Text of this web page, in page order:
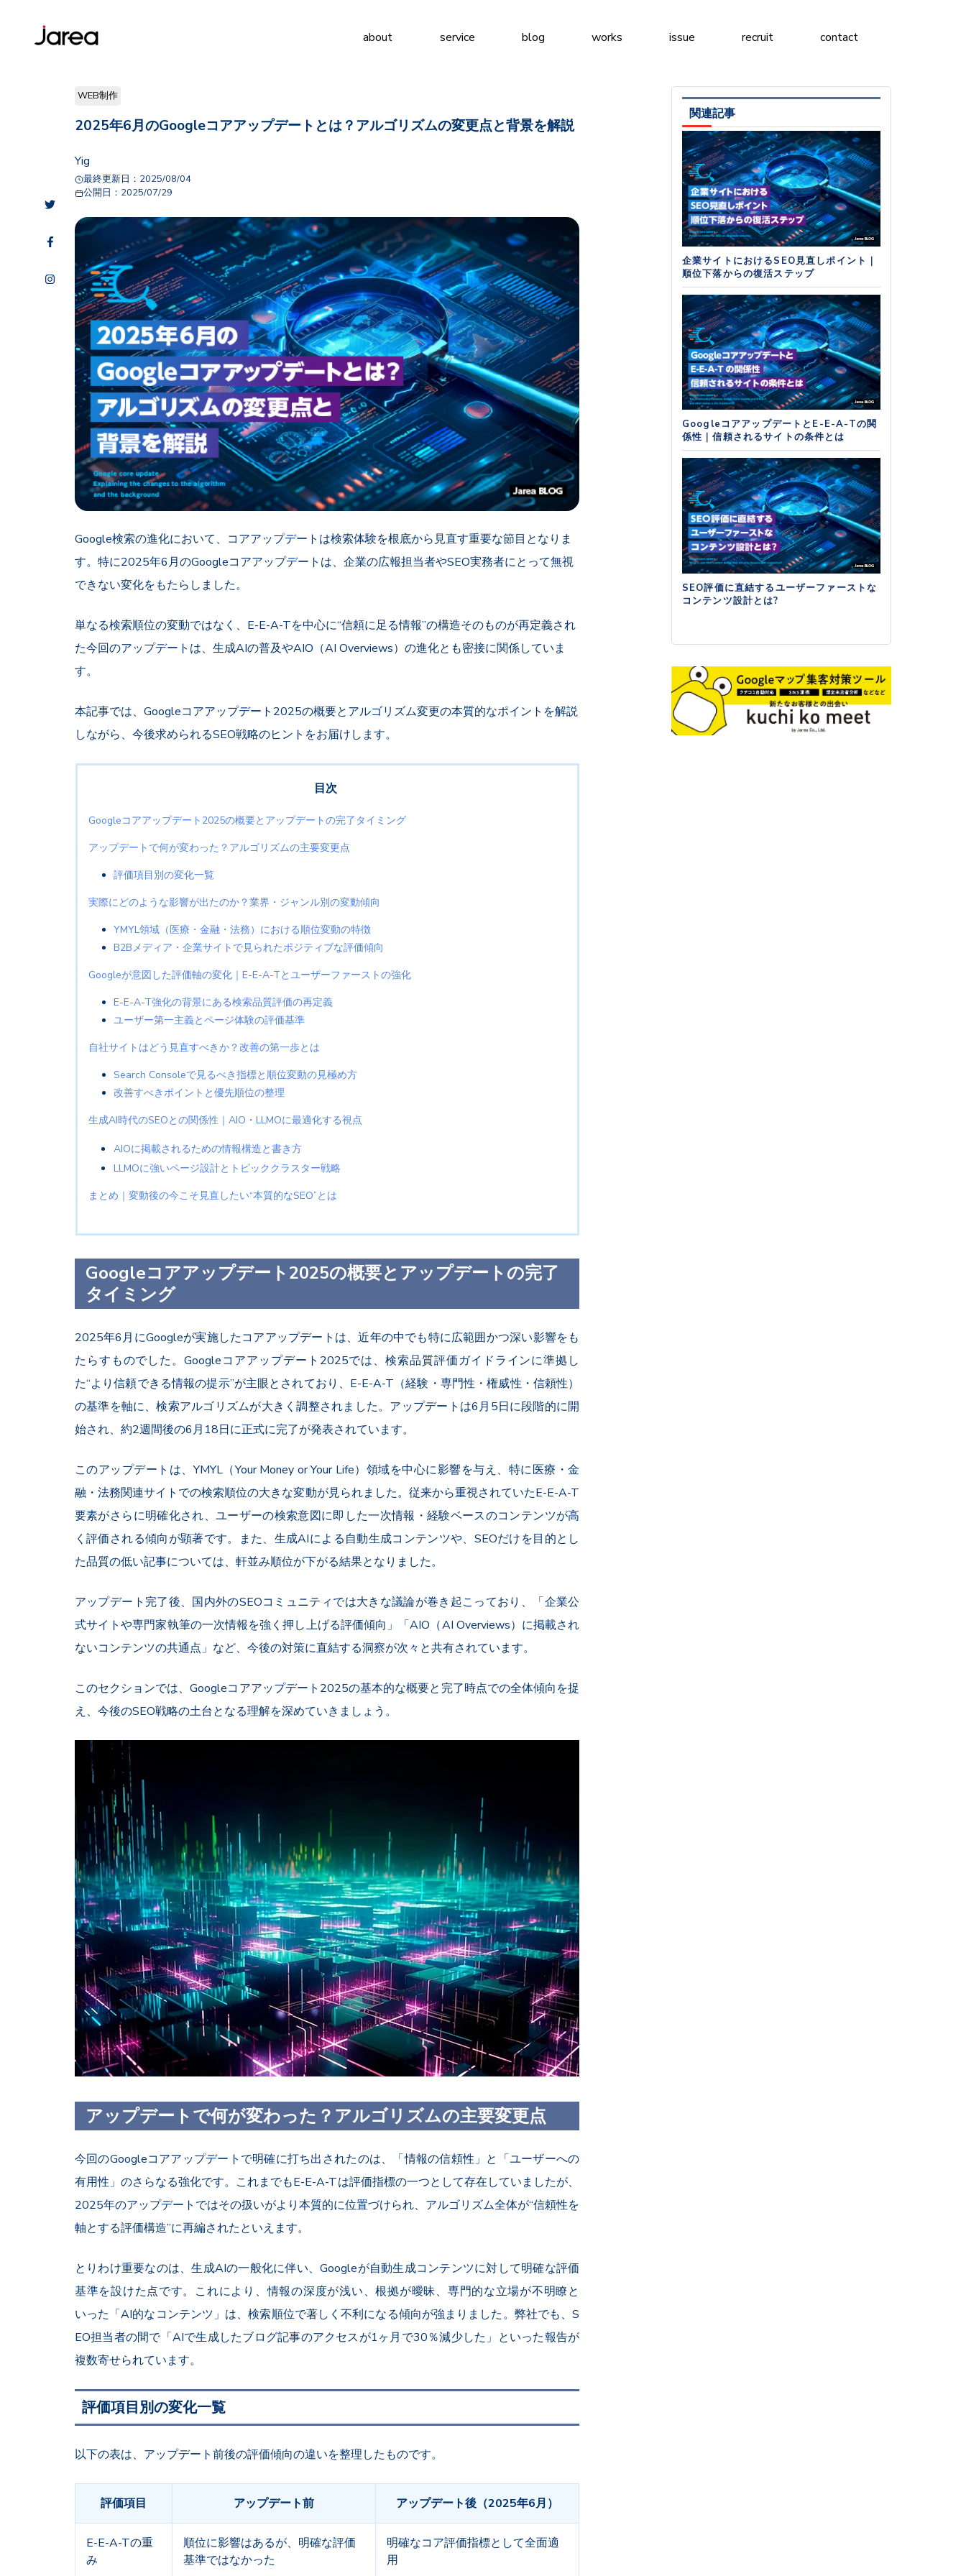
about service blog works issue recruit contact
WEB制作
2025年6月のGoogleコアアップデートとは？アルゴリズムの変更点と背景を解説
Yig
最終更新日： 2025/08/04
公開日： 2025/07/29
Google検索の進化において、コアアップデートは検索体験を根底から見直す重要な節目となりま
す。特に2025年6月のGoogleコアアップデートは、企業の広報担当者やSEO実務者にとって無視
できない変化をもたらしました。
単なる検索順位の変動ではなく、E-E-A-Tを中心に“信頼に足る情報”の構造そのものが再定義され
た今回のアップデートは、生成AIの普及やAIO（AI Overviews）の進化とも密接に関係していま
す。
本記事では、Googleコアアップデート2025の概要とアルゴリズム変更の本質的なポイントを解説
しながら、今後求められるSEO戦略のヒントをお届けします。
目次
Googleコアアップデート2025の概要とアップデートの完了タイミング
アップデートで何が変わった？アルゴリズムの主要変更点
評価項目別の変化一覧
実際にどのような影響が出たのか？業界・ジャンル別の変動傾向
YMYL領域（医療・金融・法務）における順位変動の特徴
B2Bメディア・企業サイトで見られたポジティブな評価傾向
Googleが意図した評価軸の変化｜E-E-A-Tとユーザーファーストの強化
E-E-A-T強化の背景にある検索品質評価の再定義
ユーザー第一主義とページ体験の評価基準
自社サイトはどう見直すべきか？改善の第一歩とは
Search Consoleで見るべき指標と順位変動の見極め方
改善すべきポイントと優先順位の整理
生成AI時代のSEOとの関係性｜AIO・LLMOに最適化する視点
AIOに掲載されるための情報構造と書き方
LLMOに強いページ設計とトピッククラスター戦略
まとめ｜変動後の今こそ見直したい“本質的なSEO”とは
Googleコアアップデート2025の概要とアップデートの完了
タイミング
2025年6月にGoogleが実施したコアアップデートは、近年の中でも特に広範囲かつ深い影響をも
たらすものでした。Googleコアアップデート2025では、検索品質評価ガイドラインに準拠し
た“より信頼できる情報の提示”が主眼とされており、E-E-A-T（経験・専門性・権威性・信頼性）
の基準を軸に、検索アルゴリズムが大きく調整されました。アップデートは6月5日に段階的に開
始され、約2週間後の6月18日に正式に完了が発表されています。
このアップデートは、YMYL（Your Money or Your Life）領域を中心に影響を与え、特に医療・金
融・法務関連サイトでの検索順位の大きな変動が見られました。従来から重視されていたE-E-A-T
要素がさらに明確化され、ユーザーの検索意図に即した一次情報・経験ベースのコンテンツが高
く評価される傾向が顕著です。また、生成AIによる自動生成コンテンツや、SEOだけを目的とし
た品質の低い記事については、軒並み順位が下がる結果となりました。
アップデート完了後、国内外のSEOコミュニティでは大きな議論が巻き起こっており、「企業公
式サイトや専門家執筆の一次情報を強く押し上げる評価傾向」「AIO（AI Overviews）に掲載され
ないコンテンツの共通点」など、今後の対策に直結する洞察が次々と共有されています。
このセクションでは、Googleコアアップデート2025の基本的な概要と完了時点での全体傾向を捉
え、今後のSEO戦略の土台となる理解を深めていきましょう。
アップデートで何が変わった？アルゴリズムの主要変更点
今回のGoogleコアアップデートで明確に打ち出されたのは、「情報の信頼性」と「ユーザーへの
有用性」のさらなる強化です。これまでもE-E-A-Tは評価指標の一つとして存在していましたが、
2025年のアップデートではその扱いがより本質的に位置づけられ、アルゴリズム全体が“信頼性を
軸とする評価構造”に再編されたといえます。
とりわけ重要なのは、生成AIの一般化に伴い、Googleが自動生成コンテンツに対して明確な評価
基準を設けた点です。これにより、情報の深度が浅い、根拠が曖昧、専門的な立場が不明瞭と
いった「AI的なコンテンツ」は、検索順位で著しく不利になる傾向が強まりました。弊社でも、S
EO担当者の間で「AIで生成したブログ記事のアクセスが1ヶ月で30％減少した」といった報告が
複数寄せられています。
評価項目別の変化一覧
以下の表は、アップデート前後の評価傾向の違いを整理したものです。
評価項目 アップデート前 アップデート後（2025年6月）
E-E-A-Tの重
み
順位に影響はあるが、明確な評価
基準ではなかった
明確なコア評価指標として全面適
用
関連記事
企業サイトにおけるSEO見直しポイント｜
順位下落からの復活ステップ
GoogleコアアップデートとE-E-A-Tの関
係性｜信頼されるサイトの条件とは
SEO評価に直結するユーザーファーストな
コンテンツ設計とは?